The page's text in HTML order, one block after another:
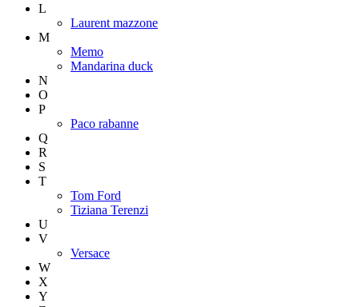
L
Laurent mazzone
M
Memo
Mandarina duck
N
O
P
Paco rabanne
Q
R
S
T
Tom Ford
Tiziana Terenzi
U
V
Versace
W
X
Y